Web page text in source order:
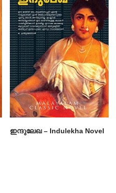
ഇന്ദുലേഖ – Indulekha Novel